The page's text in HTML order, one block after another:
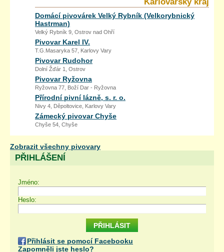
Domácí pivovárek Velký Rybník (Velkorybnický
Hastrman)
Velký Rybník 9, Ostrov nad Ohří
Pivovar Karel IV.
T.G.Masaryka 57, Karlovy Vary
Pivovar Rudohor
Dolní Žďár 1, Ostrov
Pivovar Ryžovna
Ryžovna 77, Boží Dar - Ryžovna
Přírodní pivní lázně, s. r. o.
Nivy 4, Děpoltovice, Karlovy Vary
Zámecký pivovar Chyše
Chyše 54, Chyše
Zobrazit všechny pivovary
PŘIHLÁŠENÍ
Jméno:
Heslo:
Přihlásit se pomocí Facebooku
Zapomněli jste heslo?